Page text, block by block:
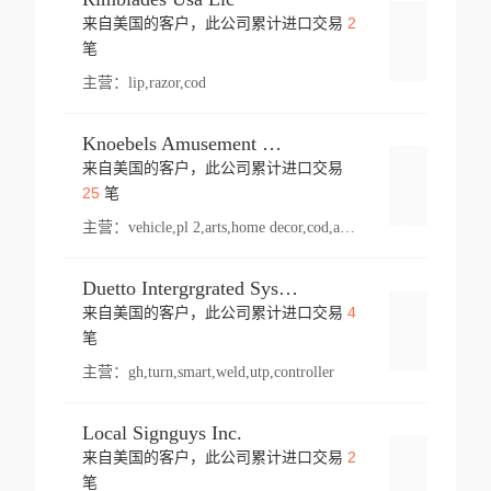
来自美国的客户，此公司累计进口交易 2
笔
主营： lip,razor,cod
Knoebels Amusement Resort
来自美国的客户，此公司累计进口交易
25笔
主营： vehicle,pl 2,arts,home decor,cod,amusement ride,sea
Duetto Intergrgrated Systems Inc.
来自美国的客户，此公司累计进口交易 4
笔
主营： gh,turn,smart,weld,utp,controller
Local Signguys Inc.
来自美国的客户，此公司累计进口交易 2
笔